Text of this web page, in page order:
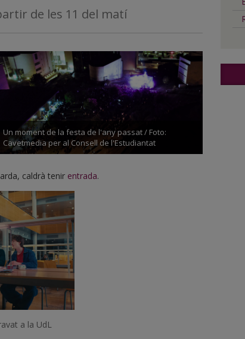
de les 11 del matí
Un moment de la festa de l'any passat / Foto:
Cavetmedia per al Consell de l'Estudiantat
caldrà tenir entrada.
a la UdL